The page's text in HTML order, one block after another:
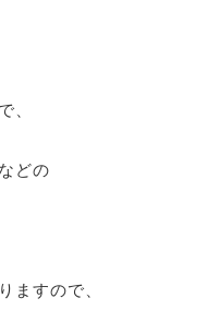
、
どの
ますので、